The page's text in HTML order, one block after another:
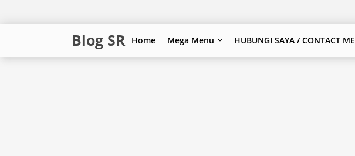
Blog SR Home Mega Menu HUBUNGI SAYA / CONTACT ME